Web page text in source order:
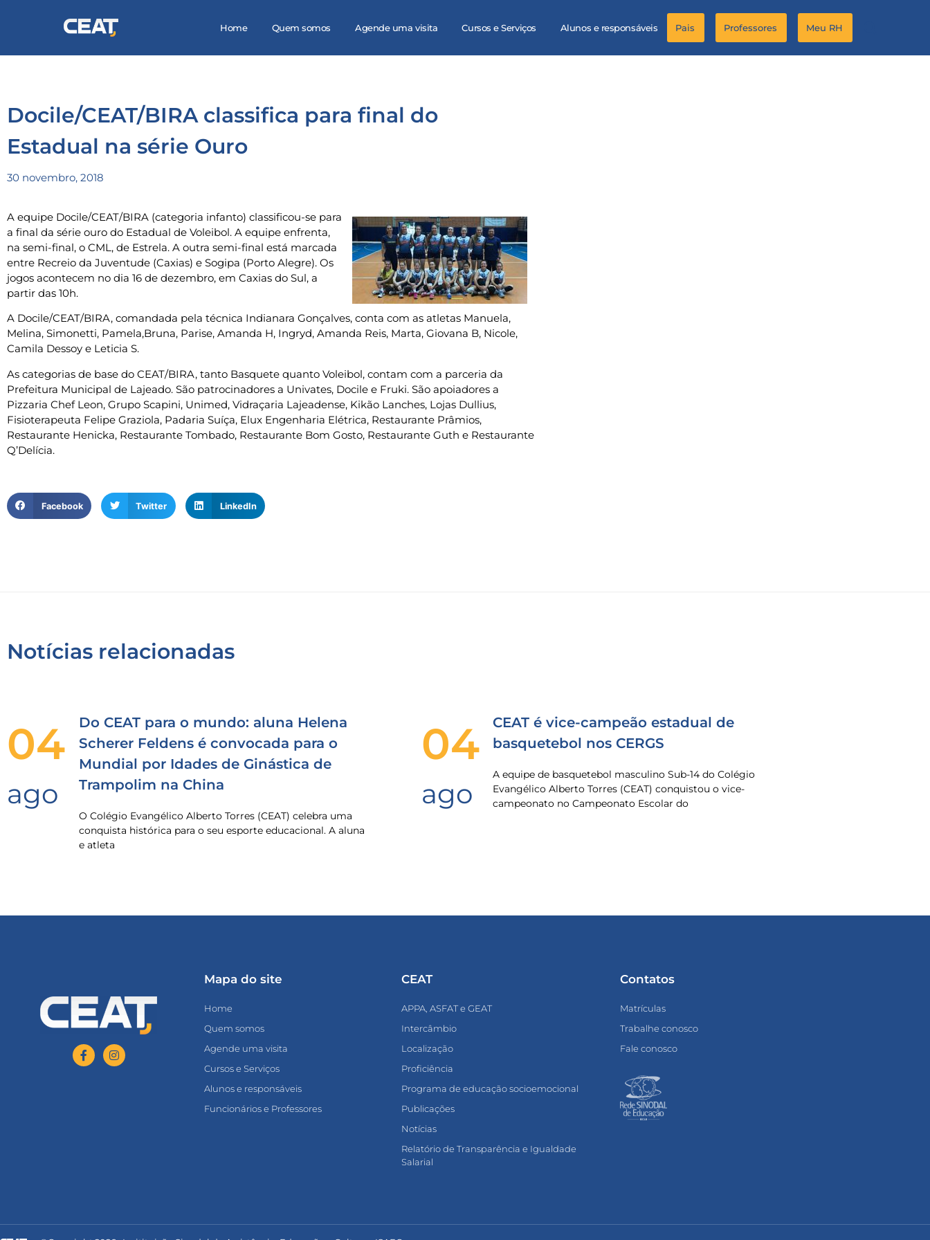
Home Quem somos Agende uma visita Cursos e Serviços Alunos e responsáveis Pais Professores Meu RH
Docile/CEAT/BIRA classifica para final do
Estadual na série Ouro
30 novembro, 2018
A equipe Docile/CEAT/BIRA (categoria infanto) classificou-se para
a final da série ouro do Estadual de Voleibol. A equipe enfrenta,
na semi-final, o CML, de Estrela. A outra semi-final está marcada
entre Recreio da Juventude (Caxias) e Sogipa (Porto Alegre). Os
jogos acontecem no dia 16 de dezembro, em Caxias do Sul, a
partir das 10h.
A Docile/CEAT/BIRA, comandada pela técnica Indianara Gonçalves, conta com as atletas Manuela,
Melina, Simonetti, Pamela,Bruna, Parise, Amanda H, Ingryd, Amanda Reis, Marta, Giovana B, Nicole,
Camila Dessoy e Leticia S.
As categorias de base do CEAT/BIRA, tanto Basquete quanto Voleibol, contam com a parceria da
Prefeitura Municipal de Lajeado. São patrocinadores a Univates, Docile e Fruki. São apoiadores a
Pizzaria Chef Leon, Grupo Scapini, Unimed, Vidraçaria Lajeadense, Kikão Lanches, Lojas Dullius,
Fisioterapeuta Felipe Graziola, Padaria Suíça, Elux Engenharia Elétrica, Restaurante Prâmios,
Restaurante Henicka, Restaurante Tombado, Restaurante Bom Gosto, Restaurante Guth e Restaurante
Q’Delícia.
Facebook Twitter LinkedIn
Notícias relacionadas
04
ago
Do CEAT para o mundo: aluna Helena
Scherer Feldens é convocada para o
Mundial por Idades de Ginástica de
Trampolim na China
O Colégio Evangélico Alberto Torres (CEAT) celebra uma
conquista histórica para o seu esporte educacional. A aluna
e atleta
04
ago
CEAT é vice-campeão estadual de
basquetebol nos CERGS
A equipe de basquetebol masculino Sub-14 do Colégio
Evangélico Alberto Torres (CEAT) conquistou o vice-
campeonato no Campeonato Escolar do
Mapa do site
Home
Quem somos
Agende uma visita
Cursos e Serviços
Alunos e responsáveis
Funcionários e Professores
CEAT
APPA, ASFAT e GEAT
Intercâmbio
Localização
Proficiência
Programa de educação socioemocional
Publicações
Notícias
Relatório de Transparência e Igualdade
Salarial
Contatos
Matrículas
Trabalhe conosco
Fale conosco